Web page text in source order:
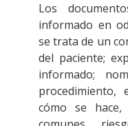
Los
informado en
se trata de un
del paciente;
informado;
cómo se hace,